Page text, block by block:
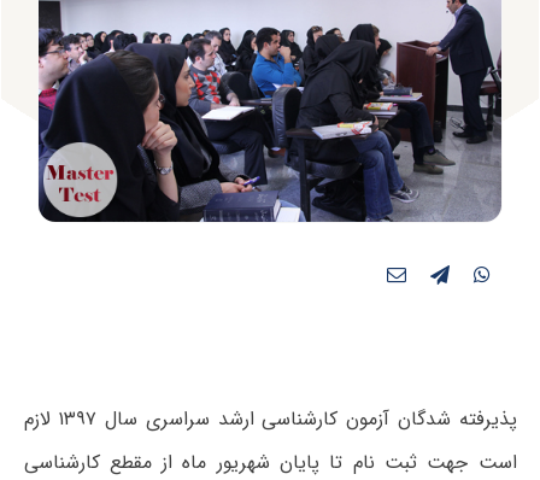
پذیرفته شدگان آزمون کارشناسی ارشد سراسری سال ۱۳۹۷ لازم
است جهت ثبت نام تا پایان شهریور ماه از مقطع کارشناسی